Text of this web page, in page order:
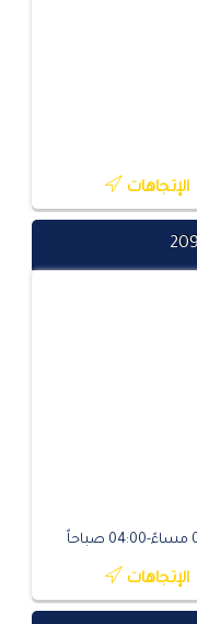
الإتجاهات
الإتجاهات